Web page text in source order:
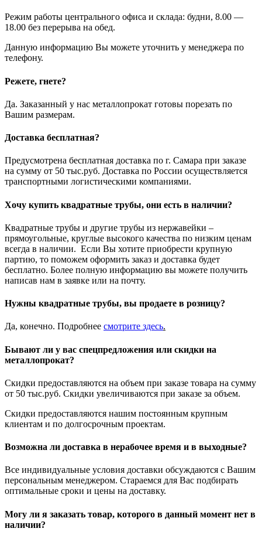
Режим работы центрального офиса и склада: будни, 8.00 —
18.00 без перерыва на обед.
Данную информацию Вы можете уточнить у менеджера по
телефону.
Режете, гнете?
Да. Заказанный у нас металлопрокат готовы порезать по
Вашим размерам.
Доставка бесплатная?
Предусмотрена бесплатная доставка по г. Самара при заказе
на сумму от 50 тыс.руб. Доставка по России осуществляется
транспортными логистическими компаниями.
Хочу купить квадратные трубы, они есть в наличии?
Квадратные трубы и другие трубы из нержавейки –
прямоугольные, круглые высокого качества по низким ценам
всегда в наличии. Если Вы хотите приобрести крупную
партию, то поможем оформить заказ и доставка будет
бесплатно. Более полную информацию вы можете получить
написав нам в заявке или на почту.
Нужны квадратные трубы, вы продаете в розницу?
Да, конечно. Подробнее смотрите здесь.
Бывают ли у вас спецпредложения или скидки на
металлопрокат?
Скидки предоставляются на объем при заказе товара на сумму
от 50 тыс.руб. Скидки увеличиваются при заказе за объем.
Скидки предоставляются нашим постоянным крупным
клиентам и по долгосрочным проектам.
Возможна ли доставка в нерабочее время и в выходные?
Все индивидуальные условия доставки обсуждаются с Вашим
персональным менеджером. Стараемся для Вас подбирать
оптимальные сроки и цены на доставку.
Могу ли я заказать товар, которого в данный момент нет в
наличии?